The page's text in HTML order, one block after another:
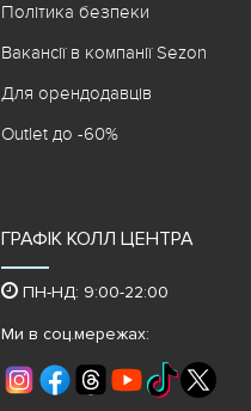
Політика безпеки
Вакансії в компанії Sezon
Для орендодавців
Outlet до -60%
ГРАФІК КОЛЛ ЦЕНТРА
ПН-НД: 9:00-22:00
Ми в соц.мережах: